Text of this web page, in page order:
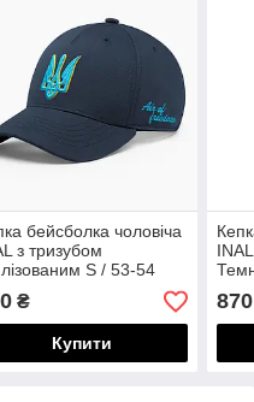
бейсболка чоловіча
з тризубом
S / 53-54
синій 36953
₴
Купити
870